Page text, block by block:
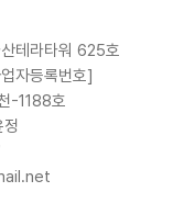
테라타워 625호
자등록번호]
-1188호